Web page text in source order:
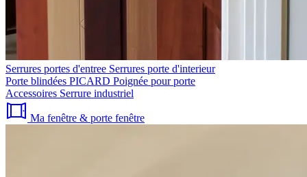
Serrures portes d'entree Serrures porte d'interieur
Porte blindées PICARD Poignée pour porte
Accessoires Serrure industriel
Ma fenêtre & porte fenêtre